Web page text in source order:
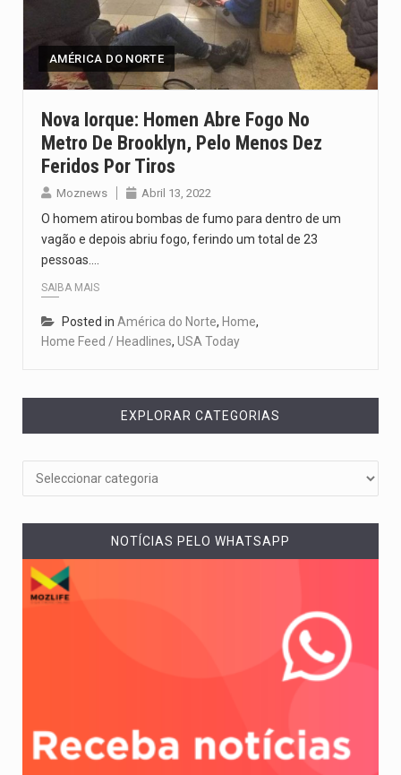
O pagamento marca o desfecho de um dos processos mais…
O programa, cuja implementação está prevista entre abril de 2026…
O Departamento de Estado norte-americano confirmou que cidadãos dos Estados…
AMÉRICA DO NORTE
Nova Iorque: Homen Abre Fogo No
Metro De Brooklyn, Pelo Menos Dez
Feridos Por Tiros
Moznews Abril 13, 2022
O homem atirou bombas de fumo para dentro de um
vagão e depois abriu fogo, ferindo um total de 23
pessoas.…
SAIBA MAIS
Posted in América do Norte, Home,
Home Feed / Headlines, USA Today
EXPLORAR CATEGORIAS
NOTÍCIAS PELO WHATSAPP